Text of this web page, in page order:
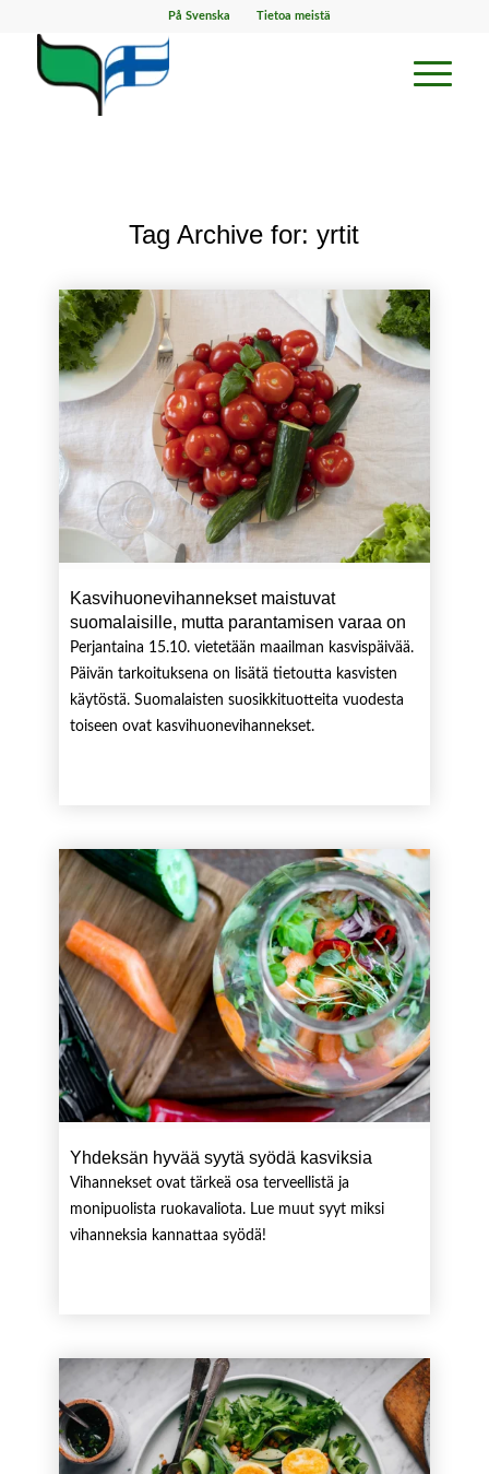
På Svenska Tietoa meistä
Tag Archive for:yrtit
Kasvihuonevihannekset maistuvat
suomalaisille, mutta parantamisen varaa on
Perjantaina 15.10. vietetään maailman kasvispäivää.
Päivän tarkoituksena on lisätä tietoutta kasvisten
käytöstä. Suomalaisten suosikkituotteita vuodesta
toiseen ovat kasvihuonevihannekset.
Yhdeksän hyvää syytä syödä kasviksia
Vihannekset ovat tärkeä osa terveellistä ja
monipuolista ruokavaliota. Lue muut syyt miksi
vihanneksia kannattaa syödä!